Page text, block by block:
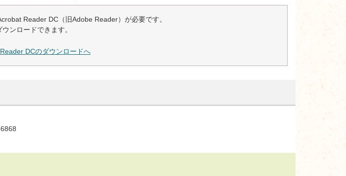
Reader DC（旧Adobe Reader）が必要です。
ンロードできます。
DCのダウンロードへ